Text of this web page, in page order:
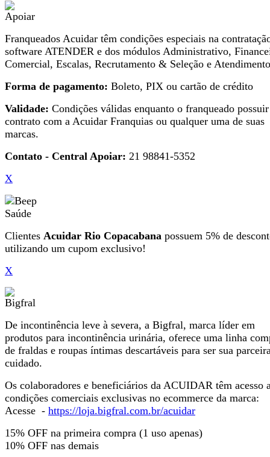
Franqueados Acuidar têm condições especiais na
software ATENDER e dos módulos Administrativo,
Comercial, Escalas, Recrutamento & Seleção e
Forma de pagamento: Boleto, PIX ou cartão de crédito
Validade: Condições válidas enquanto o franqueado possuir
contrato com a Acuidar Franquias ou qualquer uma de suas
marcas.
Contato - Central Apoiar: 21 98841-5352
X
Clientes Acuidar Rio Copacabana possuem 5% de
utilizando um cupom exclusivo!
X
De incontinência leve à severa, a Bigfral, marca líder em
produtos para incontinência urinária, oferece uma linha
de fraldas e roupas íntimas descartáveis para ser sua
cuidado.
Os colaboradores e beneficiários da ACUIDAR têm acesso
condições comerciais exclusivas no ecommerce da marca:
Acesse - https://loja.bigfral.com.br/acuidar
15% OFF na primeira compra (1 uso apenas)
10% OFF nas demais